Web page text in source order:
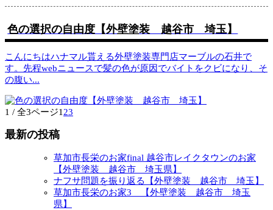
色の選択の自由度【外壁塗装 越谷市 埼玉】
こんにちはハナマル貰える外壁塗装専門店マーブルの石井で
す。先程webニュースで髪の色が原因でバイトをクビになり、そ
の腹い...
1 / 全3ページ1 23
最新の投稿
草加市長栄のお家final 越谷市レイクタウンのお家
【外壁塗装 越谷市 埼玉県】
ナフサ問題を振り返る【外壁塗装 越谷市 埼玉】
草加市長栄のお家3 【外壁塗装 越谷市 埼玉
県】